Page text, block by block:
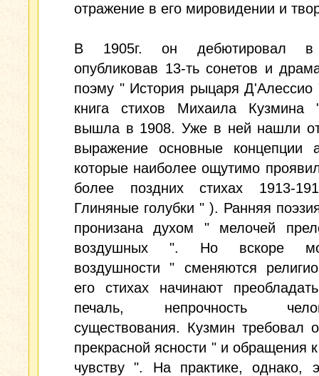
отражение в его мировидении и
В 1905г. он дебютировал в
опубликовав 13-ть сонетов и
поэму " История рыцаря Д'Алессио
книга стихов Михаила
вышла в 1908. Уже в ней нашли
выражение основные концепции
которые наиболее ощутимо
более поздних стихах 1913-
Глиняные голубки " ). Ранняя
пронизана духом " мелочей
воздушных ". Но вскоре
воздушности " сменяются
его стихах начинают
печаль, непрочность
существования. Кузмин требовал
прекрасной ясности " и обращения
чувству ". На практике, однако,